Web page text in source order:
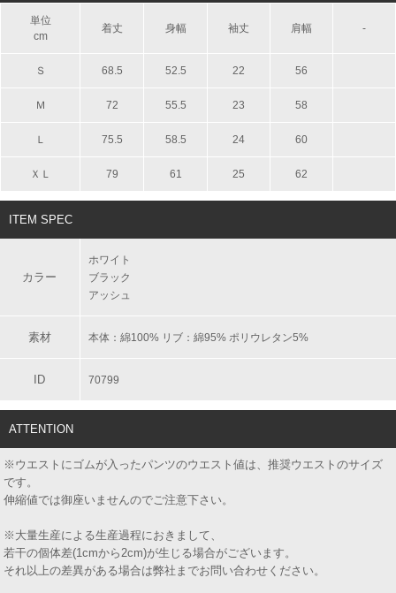
単位
cm
着丈 身幅 袖丈 肩幅 -
Ｓ 68.5 52.5 22 56
Ｍ 72 55.5 23 58
Ｌ 75.5 58.5 24 60
ＸＬ 79 61 25 62
ITEM SPEC
カラー
ホワイト
ブラック
アッシュ
素材 本体：綿100% リブ：綿95% ポリウレタン5%
ID 70799
ATTENTION
※ウエストにゴムが入ったパンツのウエスト値は、推奨ウエストのサイズ
です。
伸縮値では御座いませんのでご注意下さい。
※大量生産による生産過程におきまして、
若干の個体差(1cmから2cm)が生じる場合がございます。
それ以上の差異がある場合は弊社までお問い合わせください。